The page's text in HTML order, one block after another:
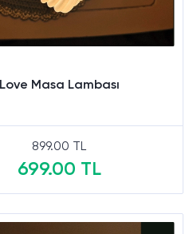
Love Masa Lambası
899.00 TL
699.00 TL